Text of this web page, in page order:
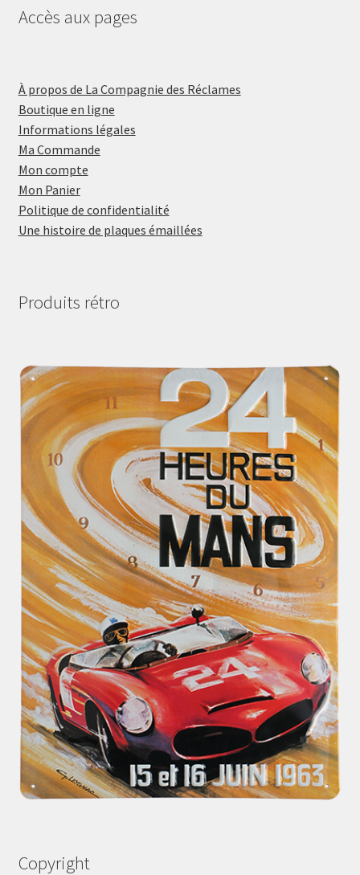
Accès aux pages
À propos de La Compagnie des Réclames
Boutique en ligne
Informations légales
Ma Commande
Mon compte
Mon Panier
Politique de confidentialité
Une histoire de plaques émaillées
Produits rétro
Copyright